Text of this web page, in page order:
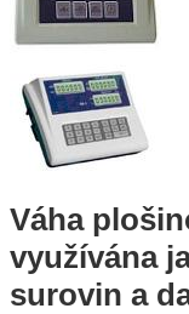
Váha
využívána
surovin a